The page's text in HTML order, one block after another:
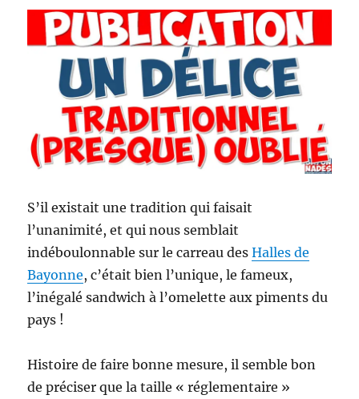
S’il existait une tradition qui faisait
l’unanimité, et qui nous semblait
indéboulonnable sur le carreau desHalles de
Bayonne, c’était bien l’unique, le fameux,
l’inégalé sandwich à l’omelette aux piments du
pays !
Histoire de faire bonne mesure, il semble bon
de préciser que la taille « réglementaire »